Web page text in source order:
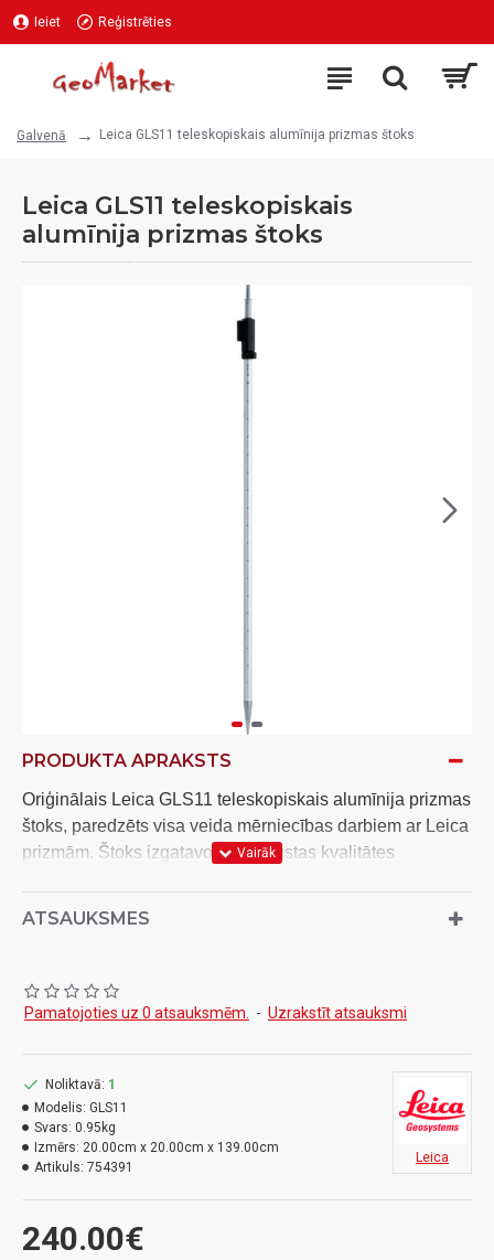
Ieiet Reģistrēties
Galvenā Leica GLS11 teleskopiskais alumīnija prizmas štoks
Leica GLS11 teleskopiskais
alumīnija prizmas štoks
PRODUKTA APRAKSTS
Oriģinālais Leica GLS11 teleskopiskais alumīnija prizmas
štoks, paredzēts visa veida mērniecības darbiem ar Leica
prizmām. Štoks izgatavots no augstas kvalitātes
m. Izvilktā veidā garums līdz: 2,15 m. Svars: 940 g.
ATSAUKSMES
Pamatojoties uz 0 atsauksmēm. - Uzrakstīt atsauksmi
240.00€
Noliktavā: 1
Modelis: GLS11
Svars: 0.95kg
Izmērs: 20.00cm x 20.00cm x 139.00cm
Artikuls: 754391
Leica